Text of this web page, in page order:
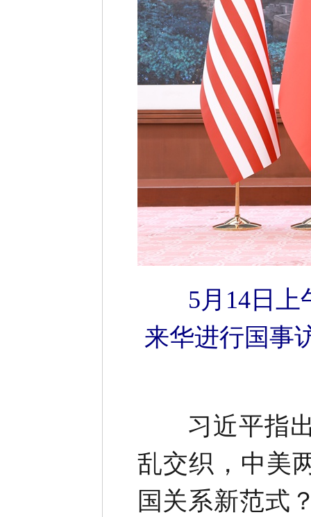
5月14日
来华进行国事
习近平指出
乱交织，中美
国关系新范式